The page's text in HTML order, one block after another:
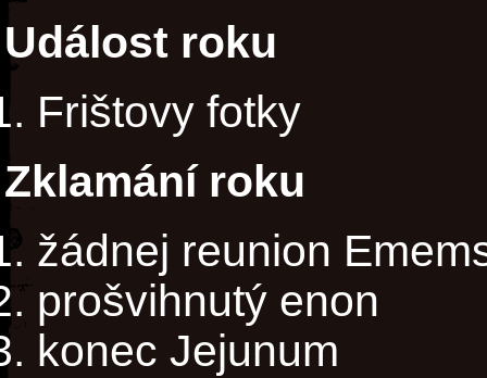
Událost roku
Frištovy fotky
Zklamání roku
žádnej reunion
prošvihnutý enon
konec Jejunum